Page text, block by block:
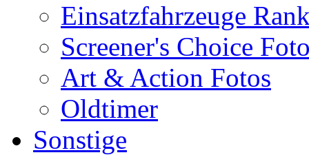
Einsatzfahrzeuge
Screener's Choice
Art & Action Fotos
Oldtimer
Sonstige